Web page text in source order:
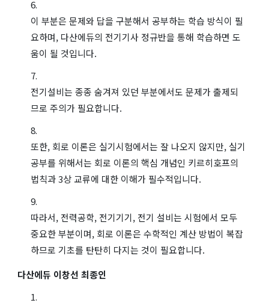
이 부분은 문제와 답을 구분해서 공부하는 학습 방식이 필
요하며, 다산에듀의 전기기사 정규반을 통해 학습하면 도
움이 될 것입니다.
전기설비는 종종 숨겨져 있던 부분에서도 문제가 출제되
므로 주의가 필요합니다.
또한, 회로 이론은 실기시험에서는 잘 나오지 않지만, 실기
공부를 위해서는 회로 이론의 핵심 개념인 키르히호프의
법칙과 3상 교류에 대한 이해가 필수적입니다.
따라서, 전력공학, 전기기기, 전기 설비는 시험에서 모두
중요한 부분이며, 회로 이론은 수학적인 계산 방법이 복잡
하므로 기초를 탄탄히 다지는 것이 필요합니다.
다산에듀 이창선 최종인